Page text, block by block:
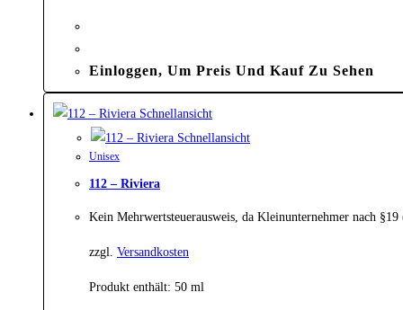
Einloggen, Um Preis Und Kauf Zu Sehen
Schnellansicht
Schnellansicht
Unisex
112 – Riviera
Kein Mehrwertsteuerausweis, da Kleinunternehmer nach
zzgl. Versandkosten
Produkt enthält: 50 ml